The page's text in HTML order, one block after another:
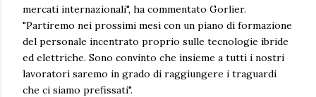
mercati internazionali", ha commentato Gorlier.
"Partiremo nei prossimi mesi con un piano di formazione
del personale incentrato proprio sulle tecnologie ibride
ed elettriche. Sono convinto che insieme a tutti i nostri
lavoratori saremo in grado di raggiungere i traguardi
che ci siamo prefissati".